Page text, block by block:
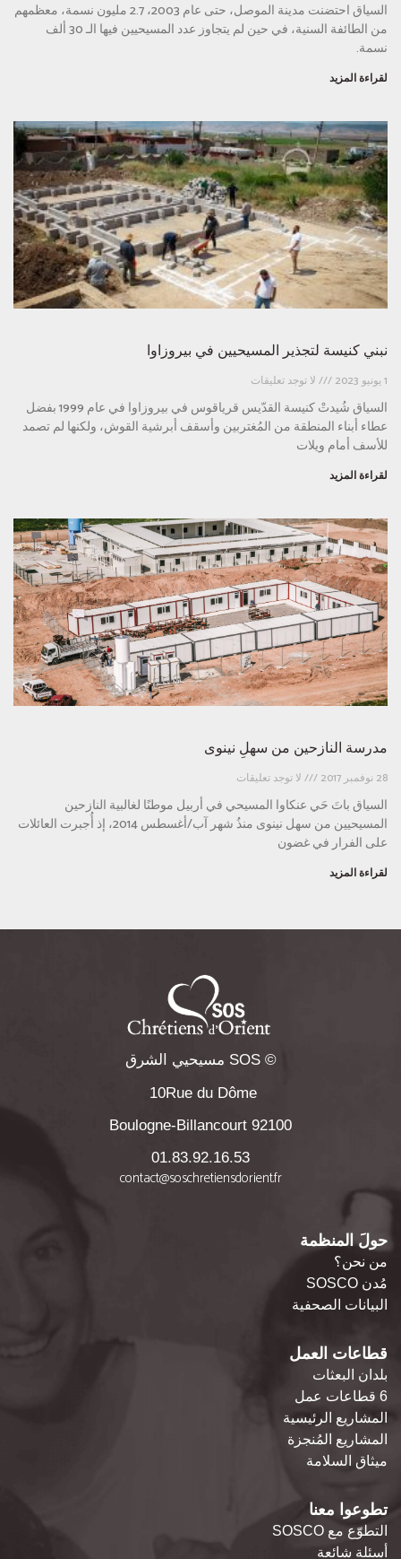
السياق احتضنت مدينة الموصل، حتى عام 2003، 2.7 مليون نسمة، معظمهم
من الطائفة السنية، في حين لم يتجاوز عدد المسيحيين فيها الـ 30 ألف
نسمة.
لقراءة المزيد
نبني كنيسة لتجذير المسيحيين في بيروزاوا
1 يونيو 2023 لا توجد تعليقات
السياق شُيدتْ كنيسة القدّيس قرياقوس في بيروزاوا في عام 1999 بفضل
عطاء أبناء المنطقة من المُغتربين وأسقف أبرشية القوش، ولكنها لم تصمد
للأسف أمام ويلات
لقراءة المزيد
مدرسة النازحين من سهلِ نينوى
28 نوفمبر 2017 لا توجد تعليقات
السياق باتَ حَي عنكاوا المسيحي في أربيل موطنًا لغالبية النازحين
المسيحيين من سهل نينوى منذُ شهر آب/أغسطس 2014، إذ أُجبرت العائلات
على الفرار في غضون
لقراءة المزيد
© SOS مسيحيي الشرق
10Rue du Dôme
92100 Boulogne-Billancourt
01.83.92.16.53
contact@soschretiensdorient.fr
حولَ المنظمة
من نحن؟
مُدن SOSCO
البيانات الصحفية
قطاعات العمل
بلدان البعثات
6 قطاعات عمل
المشاريع الرئيسية
المشاريع المُنجزة
ميثاق السلامة
تطوعوا معنا
التطوّع مع SOSCO
أسئلة شائعة